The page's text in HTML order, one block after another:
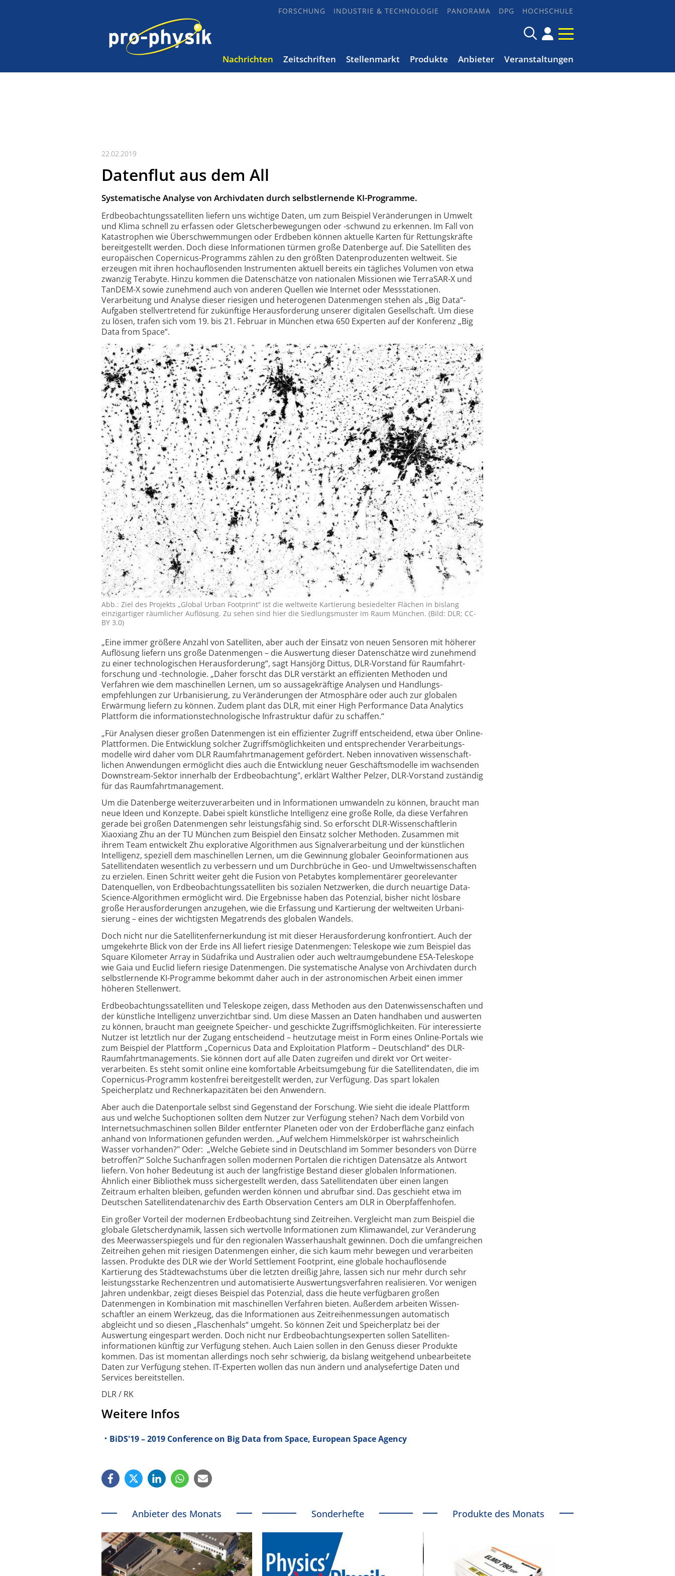
FORSCHUNG INDUSTRIE & TECHNOLOGIE PANORAMA DPG HOCHSCHULE
Nachrichten Zeitschriften Stellenmarkt Produkte Anbieter Veranstaltungen
22.02.2019
Datenflut aus dem All
Systematische Analyse von Archivdaten durch selbstlernende KI-Programme.
Erdbeobachtungs­satelliten liefern uns wichtige Daten, um zum Beispiel Veränderungen in Umwelt
und Klima schnell zu erfassen oder Gletscher­bewegungen oder -schwund zu erkennen. Im Fall von
Katastrophen wie Über­schwemmungen oder Erdbeben können aktuelle Karten für Rettungs­kräfte
bereit­gestellt werden. Doch diese Informationen türmen große Datenberge auf. Die Satelliten des
europäischen Copernicus-Programms zählen zu den größten Daten­produzenten weltweit. Sie
erzeugen mit ihren hoch­auflösenden Instrumenten aktuell bereits ein tägliches Volumen von etwa
zwanzig Terabyte. Hinzu kommen die Datenschätze von nationalen Missionen wie TerraSAR-X und
TanDEM-X sowie zunehmend auch von anderen Quellen wie Internet oder Mess­stationen.
Verarbeitung und Analyse dieser riesigen und heterogenen Datenmengen stehen als „Big Data“-
Aufgaben stell­vertretend für zukünftige Heraus­forderung unserer digitalen Gesellschaft. Um diese
zu lösen, trafen sich vom 19. bis 21. Februar in München etwa 650 Experten auf der Konferenz „Big
Data from Space“.
Abb.: Ziel des Projekts „Global Urban Footprint“ ist die weltweite Kartierung besiedelter Flächen in bislang
einzigartiger räumlicher Auflösung. Zu sehen sind hier die Siedlungsmuster im Raum München. (Bild: DLR; CC-
BY 3.0)
„Eine immer größere Anzahl von Satelliten, aber auch der Einsatz von neuen Sensoren mit höherer
Auflösung liefern uns große Datenmengen – die Auswertung dieser Datenschätze wird zunehmend
zu einer techno­logischen Heraus­forderung“, sagt Hansjörg Dittus, DLR-Vorstand für Raumfahrt­
forschung und -techno­logie. „Daher forscht das DLR verstärkt an effizienten Methoden und
Verfahren wie dem maschinellen Lernen, um so aussage­kräftige Analysen und Handlungs­
empfehlungen zur Urbanisierung, zu Veränderungen der Atmosphäre oder auch zur globalen
Erwärmung liefern zu können. Zudem plant das DLR, mit einer High Performance Data Analytics
Plattform die informations­technologische Infra­struktur dafür zu schaffen.“
„Für Analysen dieser großen Datenmengen ist ein effizienter Zugriff entscheidend, etwa über Online-
Plattformen. Die Entwicklung solcher Zugriffs­möglichkeiten und entsprechender Verarbeitungs­
modelle wird daher vom DLR Raumfahrt­management gefördert. Neben innovativen wissenschaft­
lichen Anwendungen ermöglicht dies auch die Entwicklung neuer Geschäfts­modelle im wachsenden
Downstream-Sektor innerhalb der Erdbeobachtung", erklärt Walther Pelzer, DLR-Vorstand zuständig
für das Raumfahrt­management.
Um die Datenberge weiter­zu­verarbeiten und in Informationen umwandeln zu können, braucht man
neue Ideen und Konzepte. Dabei spielt künstliche Intelligenz eine große Rolle, da diese Verfahren
gerade bei großen Datenmengen sehr leistungs­fähig sind. So erforscht DLR-Wissen­schaftlerin
Xiaoxiang Zhu an der TU München zum Beispiel den Einsatz solcher Methoden. Zusammen mit
ihrem Team entwickelt Zhu explorative Algorithmen aus Signal­verarbeitung und der künstlichen
Intelligenz, speziell dem maschinellen Lernen, um die Gewinnung globaler Geo­informationen aus
Satelliten­daten wesentlich zu verbessern und um Durchbrüche in Geo- und Umwelt­wissen­schaften
zu erzielen. Einen Schritt weiter geht die Fusion von Petabytes komplementärer geo­relevanter
Daten­quellen, von Erd­beobachtungs­satelliten bis sozialen Netzwerken, die durch neuartige Data-
Science-Algorithmen ermöglicht wird. Die Ergebnisse haben das Potenzial, bisher nicht lösbare
große Heraus­forderungen anzugehen, wie die Erfassung und Kartierung der weltweiten Urbani­
sierung – eines der wichtigsten Megatrends des globalen Wandels.
Doch nicht nur die Satelliten­fern­erkundung ist mit dieser Heraus­forderung konfrontiert. Auch der
umgekehrte Blick von der Erde ins All liefert riesige Datenmengen: Teleskope wie zum Beispiel das
Square Kilometer Array in Südafrika und Australien oder auch weltraum­gebundene ESA-Teleskope
wie Gaia und Euclid liefern riesige Daten­mengen. Die systematische Analyse von Archiv­daten durch
selbst­lernende KI-Programme bekommt daher auch in der astronomischen Arbeit einen immer
höheren Stellenwert.
Erdbeobachtungs­satelliten und Teleskope zeigen, dass Methoden aus den Daten­wissen­schaften und
der künstliche Intelligenz unverzichtbar sind. Um diese Massen an Daten handhaben und auswerten
zu können, braucht man geeignete Speicher- und geschickte Zugriffs­möglichkeiten. Für interessierte
Nutzer ist letztlich nur der Zugang entscheidend – heutzutage meist in Form eines Online-Portals wie
zum Beispiel der Plattform „Copernicus Data and Exploitation Platform – Deutschland“ des DLR-
Raumfahrtmanagements. Sie können dort auf alle Daten zugreifen und direkt vor Ort weiter­
verarbeiten. Es steht somit online eine komfortable Arbeits­umgebung für die Satelliten­daten, die im
Copernicus-Programm kostenfrei bereitgestellt werden, zur Verfügung. Das spart lokalen
Speicherplatz und Rechner­kapazitäten bei den Anwendern.
Aber auch die Datenportale selbst sind Gegenstand der Forschung. Wie sieht die ideale Plattform
aus und welche Suchoptionen sollten dem Nutzer zur Verfügung stehen? Nach dem Vorbild von
Internet­such­maschinen sollen Bilder entfernter Planeten oder von der Erd­ober­fläche ganz einfach
anhand von Informationen gefunden werden. „Auf welchem Himmels­körper ist wahr­scheinlich
Wasser vorhanden?" Oder: „Welche Gebiete sind in Deutschland im Sommer besonders von Dürre
betroffen?“ Solche Suchanfragen sollen modernen Portalen die richtigen Datensätze als Antwort
liefern. Von hoher Bedeutung ist auch der lang­fristige Bestand dieser globalen Informationen.
Ähnlich einer Bibliothek muss sicher­gestellt werden, dass Satelliten­daten über einen langen
Zeitraum erhalten bleiben, gefunden werden können und abrufbar sind. Das geschieht etwa im
Deutschen Satelliten­daten­archiv des Earth Observation Centers am DLR in Ober­pfaffen­hofen.
Ein großer Vorteil der modernen Erd­beobach­tung sind Zeit­reihen. Vergleicht man zum Beispiel die
globale Gletscher­dynamik, lassen sich wertvolle Informationen zum Klimawandel, zur Veränderung
des Meerwasser­spiegels und für den regionalen Wasser­haushalt gewinnen. Doch die umfangreichen
Zeitreihen gehen mit riesigen Datenmengen einher, die sich kaum mehr bewegen und verarbeiten
lassen. Produkte des DLR wie der World Settlement Footprint, eine globale hoch­auf­lösende
Kartierung des Städtewachstums über die letzten dreißig Jahre, lassen sich nur mehr durch sehr
leistungsstarke Rechen­zentren und automatisierte Auswertungs­verfahren realisieren. Vor wenigen
Jahren undenkbar, zeigt dieses Beispiel das Potenzial, dass die heute verfügbaren großen
Datenmengen in Kombination mit maschinellen Verfahren bieten. Außerdem arbeiten Wissen­
schaftler an einem Werkzeug, das die Informationen aus Zeitreihen­messungen automatisch
abgleicht und so diesen „Flaschenhals“ umgeht. So können Zeit und Speicher­platz bei der
Auswertung eingespart werden. Doch nicht nur Erd­beobachtungs­experten sollen Satelliten­
informationen künftig zur Verfügung stehen. Auch Laien sollen in den Genuss dieser Produkte
kommen. Das ist momentan allerdings noch sehr schwierig, da bislang weitgehend unbearbeitete
Daten zur Verfügung stehen. IT-Experten wollen das nun ändern und analyse­fertige Daten und
Services bereit­stellen.
DLR / RK
Weitere Infos
BiDS'19 – 2019 Conference on Big Data from Space, European Space Agency
Anbieter des Monats Sonderhefte Produkte des Monats